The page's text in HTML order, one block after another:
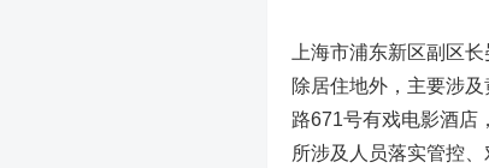
上海市浦东新区副区
除居住地外，主要涉
路671号有戏电影酒店
所涉及人员落实管控